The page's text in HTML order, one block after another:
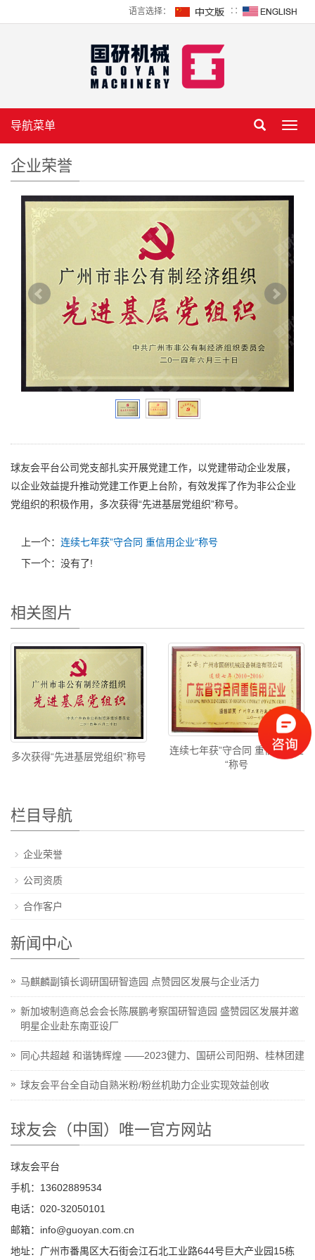
语言选择： ∷
导航菜单
企业荣誉
球友会平台公司党支部扎实开展党建工作，以党建带动企业发展，
以企业效益提升推动党建工作更上台阶，有效发挥了作为非公企业
党组织的积极作用，多次获得“先进基层党组织”称号。
上一个： 连续七年获”守合同 重信用企业“称号
下一个：没有了!
相关图片
多次获得“先进基层党组织”称号
连续七年获”守合同 重信用企业
“称号
栏目导航
企业荣誉
公司资质
合作客户
新闻中心
马麒麟副镇长调研国研智造园 点赞园区发展与企业活力
新加坡制造商总会会长陈展鹏考察国研智造园 盛赞园区发展并邀
明星企业赴东南亚设厂
同心共超越 和谐铸辉煌 ——2023健力、国研公司阳朔、桂林团建
球友会平台全自动自熟米粉/粉丝机助力企业实现效益创收
球友会（中国）唯一官方网站
球友会平台
手机：13602889534
电话：020-32050101
邮箱：info@guoyan.com.cn
地址：广州市番禺区大石街会江石北工业路644号巨大产业园15栋